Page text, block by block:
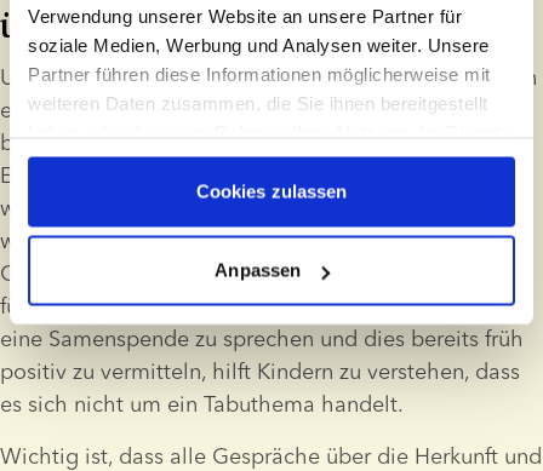
Verwendung unserer Website an unsere Partner für
soziale Medien, Werbung und Analysen weiter. Unsere
Partner führen diese Informationen möglicherweise mit
weiteren Daten zusammen, die Sie ihnen bereitgestellt
gesammelt haben
Cookies zulassen
Anpassen
über seine Herkunft sprechen
Untersuchungen zeigen, dass es für das Wohlbefinden
eines durch Samenspende gezeugten Kindes am
besten ist, frühzeitig offen mit ihm über seine
Entstehung durch eine Samenspende zu sprechen. Zu
warten, bis ein Kind älter ist, kann verunsichernd
wirken, und das Bewahren von Geheimnissen kann zu
Gefühlen von Schuld, Scham oder Verlegenheit
führen. Offen und ehrlich über die Entstehung durch
eine Samenspende zu sprechen und dies bereits früh
positiv zu vermitteln, hilft Kindern zu verstehen, dass
es sich nicht um ein Tabuthema handelt.
Wichtig ist, dass alle Gespräche über die Herkunft und